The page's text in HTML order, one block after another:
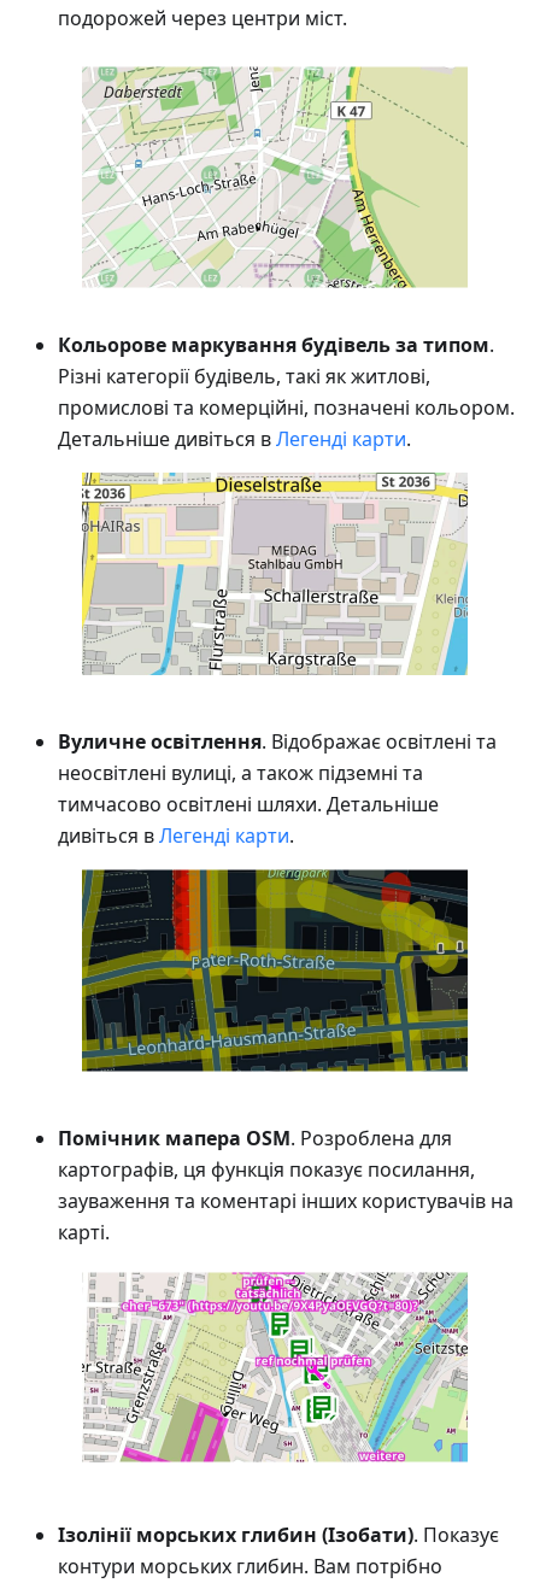
подорожей через центри міст.
Кольорове маркування будівель за типом.
Різні категорії будівель, такі як житлові,
промислові та комерційні, позначені кольором.
Детальніше дивіться вЛегенді карти.
Вуличне освітлення. Відображає освітлені та
неосвітлені вулиці, а також підземні та
тимчасово освітлені шляхи. Детальніше
дивіться вЛегенді карти.
Помічник мапера OSM. Розроблена для
картографів, ця функція показує посилання,
зауваження та коментарі інших користувачів на
карті.
Ізолінії морських глибин (Ізобати). Показує
контури морських глибин. Вам потрібно